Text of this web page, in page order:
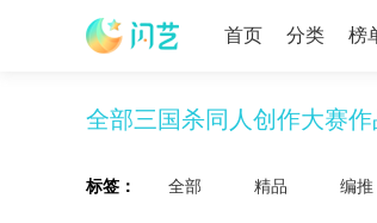
首页 分类 榜
全部三国杀同人创作大赛作
标签： 全部 精品 编推